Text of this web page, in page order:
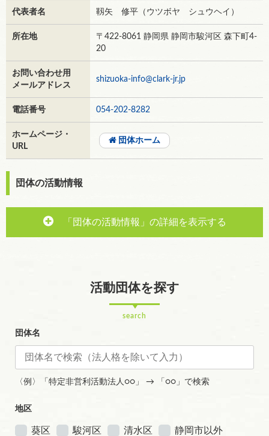
代表者名 靱矢 修平（ウツボヤ シュウヘイ）
所在地
〒422-8061 静岡県 静岡市駿河区 森下町4-
20
お問い合わせ用
メールアドレス
shizuoka-info@clark-jr.jp
電話番号 054-202-8282
ホームページ・
URL
団体ホーム
団体の活動情報
「団体の活動情報」の詳細を表示する
活動団体を探す
search
団体名
〈例〉「特定非営利活動法人○○」 → 「○○」で検索
地区
葵区 駿河区 清水区 静岡市以外